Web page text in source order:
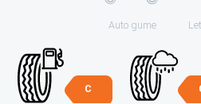
Auto gume
C